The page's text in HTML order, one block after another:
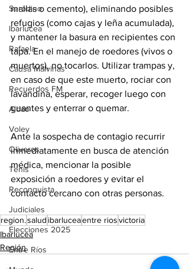
Serodino
Ibarlucea
Rafaela
Causa Malvinas
Recuerdos FM
Aldao
Voley
Oliveros
Tenis
Reconquista
Judiciales
Elecciones 2025
Entre Ríos
mallas o cemento), eliminando posibles
refugios (como cajas y leña acumulada),
y mantener la basura en recipientes con
tapa. En el manejo de roedores (vivos o
muertos), no tocarlos. Utilizar trampas y,
en caso de que este muerto, rociar con
lavandina, esperar, recoger luego con
guantes y enterrar o quemar.
Ante la sospecha de contagio recurrir
inmediatamente en busca de atención
médica, mencionar la posible
exposición a roedores y evitar el
contacto cercano con otras personas.
region.salud ibarluceaentre riosvictoria
Ibarlucea
Región